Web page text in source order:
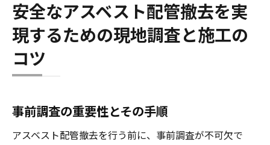
安全なアスベスト配管撤去を実
現するための現地調査と施工の
コツ
事前調査の重要性とその手順
アスベスト配管撤去を行う前に、事前調査が不可欠で